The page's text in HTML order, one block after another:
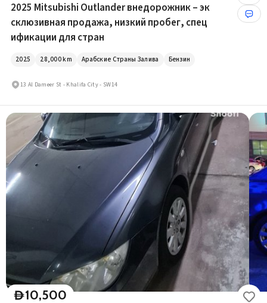
2025 Mitsubishi Outlander внедорожник – эк
склюзивная продажа, низкий пробег, спец
ификации для стран
2025 28,000km Арабские Страны Залива Бензин
13 Al Dameer St - Khalifa City - SW14
D10,500